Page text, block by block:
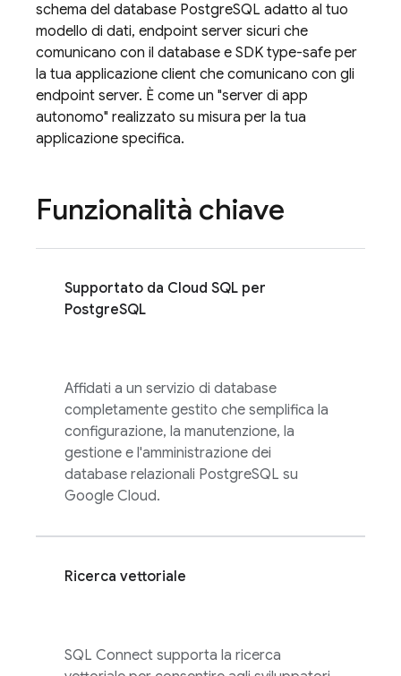
schema del database PostgreSQL adatto al tuo
modello di dati, endpoint server sicuri che
comunicano con il database e SDK type-safe per
la tua applicazione client che comunicano con gli
endpoint server. È come un "server di app
autonomo" realizzato su misura per la tua
applicazione specifica.
Funzionalità chiave
Supportato da Cloud SQL per
PostgreSQL
Affidati a un servizio di database
completamente gestito che semplifica la
configurazione, la manutenzione, la
gestione e l'amministrazione dei
database relazionali PostgreSQL su
Google Cloud.
Ricerca vettoriale
SQL Connect supporta la ricerca